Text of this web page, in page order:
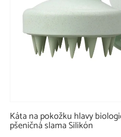
Káta na pokožku hlavy
pšeničná slama Silikón